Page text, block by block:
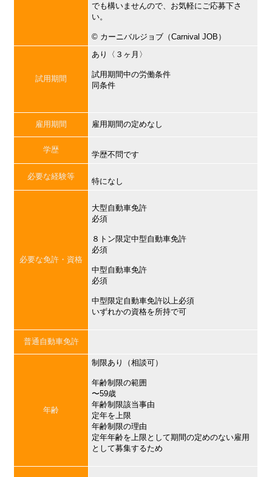
でも構いませんので、お気軽にご応募下さ
い。
©︎ カーニバルジョブ（Carnival JOB）
試用期間
あり〈３ヶ月〉
試用期間中の労働条件
同条件
雇用期間 雇用期間の定めなし
学歴
学歴不問です
必要な経験等
特になし
必要な免許・資格
大型自動車免許
必須
８トン限定中型自動車免許
必須
中型自動車免許
必須
中型限定自動車免許以上必須
いずれかの資格を所持で可
普通自動車免許
年齢
制限あり（相談可）
年齢制限の範囲
〜59歳
年齢制限該当事由
定年を上限
年齢制限の理由
定年年齢を上限として期間の定めのない雇用
として募集するため